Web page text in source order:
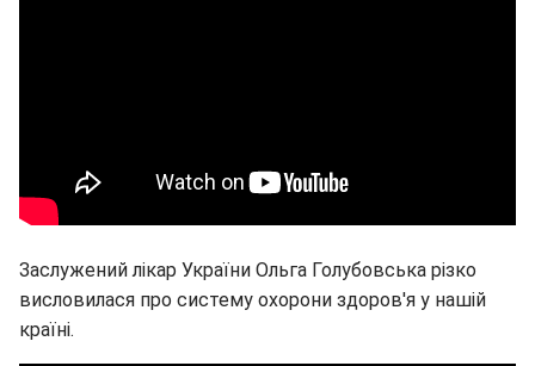
Заслужений лікар України Ольга Голубовська різко
висловилася про систему охорони здоров'я у нашій
країні.